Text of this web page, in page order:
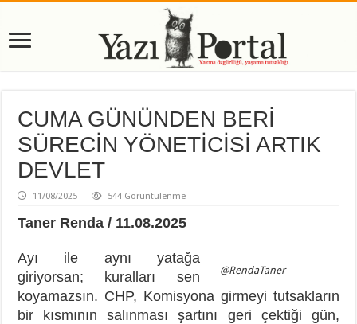
CUMA GÜNÜNDEN BERİ
SÜRECİN YÖNETİCİSİ ARTIK
DEVLET
11/08/2025 544 Görüntülenme
Taner Renda / 11.08.2025
@RendaTaner
Ayı ile aynı yatağa
giriyorsan; kuralları sen
koyamazsın. CHP, Komisyona girmeyi tutsakların
bir kısmının salınması şartını geri çektiği gün,